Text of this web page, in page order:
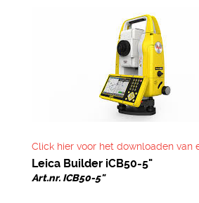
Click hier voor het downloaden van
Leica Builder iCB50-5"
Art.nr. ICB50-5"